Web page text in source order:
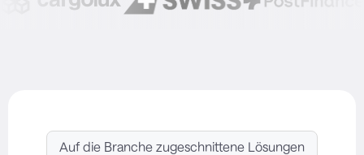
Auf die Branche zugeschnittene Lösungen